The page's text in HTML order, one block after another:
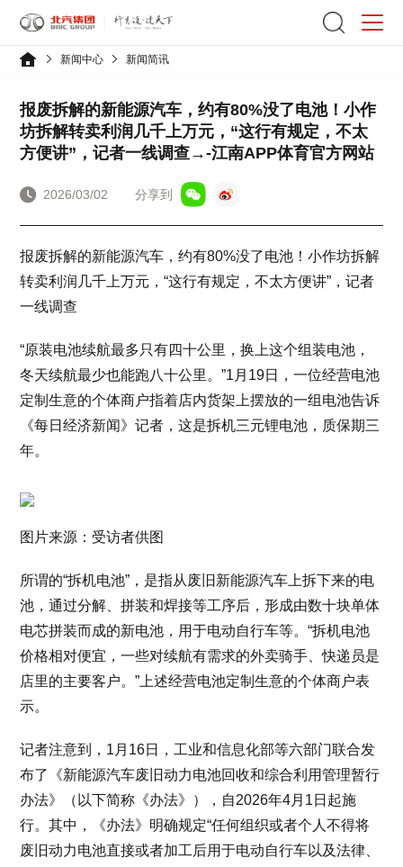
新闻中心 新闻简讯
报废拆解的新能源汽车，约有80%没了电池！小作
坊拆解转卖利润几千上万元，“这行有规定，不太
方便讲”，记者一线调查→-江南APP体育官方网站
2026/03/02 分享到
报废拆解的新能源汽车，约有80%没了电池！小作坊拆解
转卖利润几千上万元，“这行有规定，不太方便讲”，记者
一线调查
“原装电池续航最多只有四十公里，换上这个组装电池，
冬天续航最少也能跑八十公里。”1月19日，一位经营电池
定制生意的个体商户指着店内货架上摆放的一组电池告诉
《每日经济新闻》记者，这是拆机三元锂电池，质保期三
年。
图片来源：受访者供图
所谓的“拆机电池”，是指从废旧新能源汽车上拆下来的电
池，通过分解、拼装和焊接等工序后，形成由数十块单体
电芯拼装而成的新电池，用于电动自行车等。“拆机电池
价格相对便宜，一些对续航有需求的外卖骑手、快递员是
店里的主要客户。”上述经营电池定制生意的个体商户表
示。
记者注意到，1月16日，工业和信息化部等六部门联合发
布了《新能源汽车废旧动力电池回收和综合利用管理暂行
办法》（以下简称《办法》），自2026年4月1日起施
行。其中，《办法》明确规定“任何组织或者个人不得将
废旧动力电池直接或者加工后用于电动自行车以及法律、